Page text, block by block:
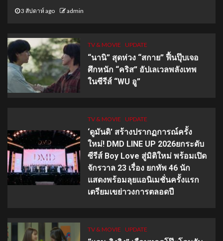
3 สัปดาห์ ago admin
TV & MOVIE UPDATE
“นานิ” สุดห่วง “สกาย” ฟื้นปุ๊บเจอ
ศึกหนัก “คริส” อัปเลเวลพลังเทพ
ในซีรีส์ “WU อู”
TV & MOVIE UPDATE
‘ดูมันดิ’ สร้างปรากฏการณ์ครั้ง
ใหม่! DMD LINE UP 2026ยกระดับ
ซีรีส์ Boy Love สู่มิติใหม่ พร้อมเปิด
จักรวาล 23 เรื่อง ยกทัพ 46 นัก
แสดงพร้อมลุยแอนิเมชั่นครั้งแรก
เตรียมเขย่าวงการตลอดปี
TV & MOVIE UPDATE